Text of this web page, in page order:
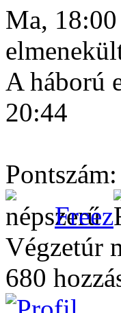
Ma, 18:00
A háború
20:44
Pontszám:
Freez
Végzetúr
680